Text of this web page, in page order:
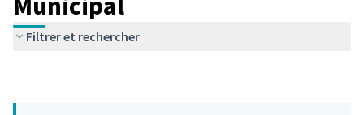
Filtrer et rechercher